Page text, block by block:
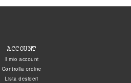
ACCOUNT
Il mio account
Controlla ordine
Lista desideri